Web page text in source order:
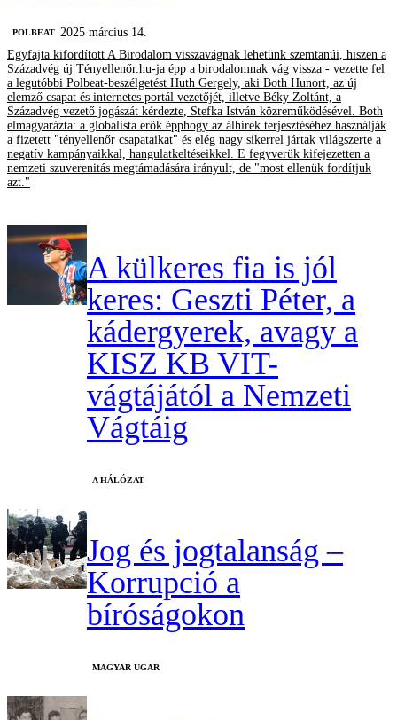
‎POLBEAT
2025 március 14.
Egyfajta kifordított A Birodalom visszavágnak lehetünk szemtanúi, hiszen a
Századvég új Tényellenőr.hu-ja épp a birodalomnak vág vissza - vezette fel
a legutóbbi Polbeat-beszélgetést Huth Gergely, aki Both Hunort, az új
elemző csapat és internetes portál vezetőjét, illetve Béky Zoltánt, a
Századvég vezető jogászát kérdezte, Stefka István közreműködésével. Both
elmagyarázta: a globalista erők épphogy az álhírek terjesztéséhez használják
a fizetett "tényellenőr csapataikat" és elég nagy sikerrel jártak világszerte a
negatív kampányaikkal, hangulatkeltéseikkel. E fegyverük kifejezetten a
nemzeti szuverenitás megtámadására irányult, de "most ellenük fordítjuk
azt."
A külkeres fia is jól
keres: Geszti Péter, a
kádergyerek, avagy a
KISZ KB VIT-
vágtájától a Nemzeti
Vágtáig
A HÁLÓZAT
Jog és jogtalanság –
Korrupció a
bíróságokon
MAGYAR UGAR